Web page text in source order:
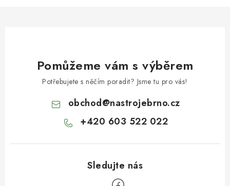
Pomůžeme vám s výběrem
Potřebujete s něčím poradit? Jsme tu pro vás!
obchod@nastrojebrno.cz
+420 603 522 022